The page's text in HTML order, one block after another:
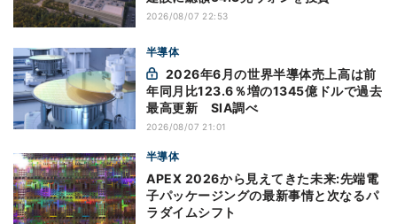
2026/08/07 22:53
半導体
年同月比123.6％増の1345億ドルで過去
最高更新 SIA調べ
2026/08/07 21:01
半導体
APEX 2026から見えてきた未来:先端電
子パッケージングの最新事情と次なるパ
ラダイムシフト